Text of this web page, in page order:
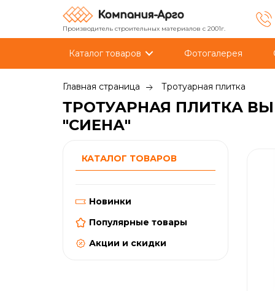
Производитель строительных материалов с 2001г.
Каталог товаров Фотогалерея
Главная страница Тротуарная плитка
ТРОТУАРНАЯ ПЛИТКА
"СИЕНА"
КАТАЛОГ ТОВАРОВ
Новинки
Популярные товары
Акции и скидки